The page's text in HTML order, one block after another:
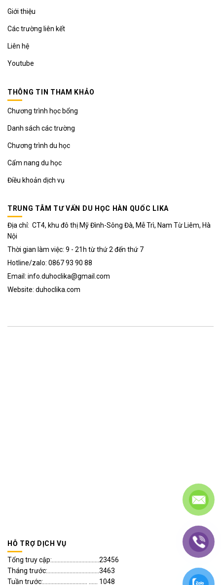
Giới thiệu
Các trường liên kết
Liên hệ
Youtube
THÔNG TIN THAM KHẢO
Chương trình học bổng
Danh sách các trường
Chương trình du học
Cẩm nang du học
Điều khoản dịch vụ
TRUNG TÂM TƯ VẤN DU HỌC HÀN QUỐC LIKA
Địa chỉ: CT4, khu đô thị Mỹ Đình-Sông Đà, Mễ Trì, Nam Từ Liêm, Hà
Nội
Thời gian làm việc: 9 - 21h từ thứ 2 đến thứ 7
Hotline/zalo: 0867 93 90 88
Email: info.duhoclika@gmail.com
Website: duhoclika.com
HỖ TRỢ DỊCH VỤ
Tổng truy cập:................................23456
Tháng trước:...................................3463
Tuần trước:.............................. ...... 1048